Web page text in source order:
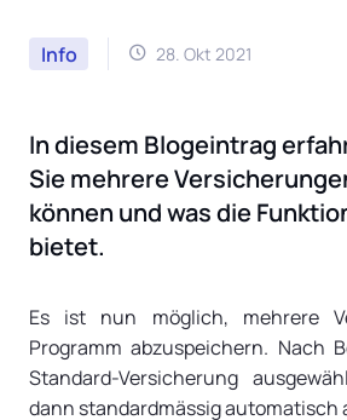
Info 28. Okt 2021
In diesem Blogeintrag
Sie mehrere
können und was die
bietet.
Es ist nun möglich, mehrere
Programm abzuspeichern. Nach
Standard-Versicherung
dann standardmässig automatisch